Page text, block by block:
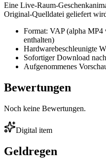
Eine Live-Raum-
Original-Quelldatei geliefert
Format: VAP (alpha
enthalten)
Hardwarebeschleunigte
Sofortiger Download
Aufgenommenes
Bewertungen
Noch keine Bewertungen.
Digital item
Geldregen